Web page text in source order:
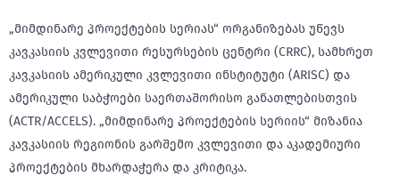
„მიმდინარე პროექტების სერიას“ ორგანიზებას უწევს
კავკასიის კვლევითი რესურსების ცენტრი (CRRC), სამხრეთ
კავკასიის ამერიკული კვლევითი ინსტიტუტი (ARISC) და
ამერიკული საბჭოები საერთაშორისო განათლებისთვის
(ACTR/ACCELS). „მიმდინარე პროექტების სერიის“ მიზანია
კავკასიის რეგიონის გარშემო კვლევითი და აკადემიური
პროექტების მხარდაჭერა და კრიტიკა.